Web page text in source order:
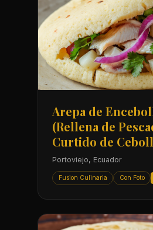
Arepa de
(Rellena de
Curtido de
Portoviejo, Ecuador
Fusion Culinaria Con Foto